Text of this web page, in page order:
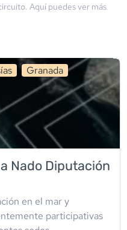
. Aquí puedes ver más
s Granada
Nado Diputación
en el mar y
participativas